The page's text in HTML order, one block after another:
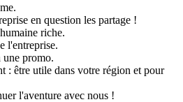
en question les partage !
riche.
l'entreprise.
une promo.
: être utile dans votre région et pour
l'aventure avec nous !